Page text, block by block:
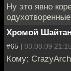
Ну это явно
Хромой Шайтан
#65 | 03.08.09 21:15
Кому: